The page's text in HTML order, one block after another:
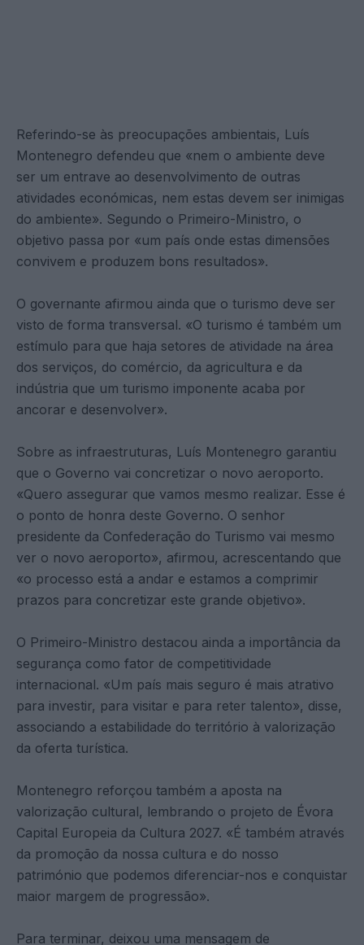
Referindo-se às preocupações ambientais, Luís
Montenegro defendeu que «nem o ambiente deve
ser um entrave ao desenvolvimento de outras
atividades económicas, nem estas devem ser inimigas
do ambiente». Segundo o Primeiro-Ministro, o
objetivo passa por «um país onde estas dimensões
convivem e produzem bons resultados».
O governante afirmou ainda que o turismo deve ser
visto de forma transversal. «O turismo é também um
estímulo para que haja setores de atividade na área
dos serviços, do comércio, da agricultura e da
indústria que um turismo imponente acaba por
ancorar e desenvolver».
Sobre as infraestruturas, Luís Montenegro garantiu
que o Governo vai concretizar o novo aeroporto.
«Quero assegurar que vamos mesmo realizar. Esse é
o ponto de honra deste Governo. O senhor
presidente da Confederação do Turismo vai mesmo
ver o novo aeroporto», afirmou, acrescentando que
«o processo está a andar e estamos a comprimir
prazos para concretizar este grande objetivo».
O Primeiro-Ministro destacou ainda a importância da
segurança como fator de competitividade
internacional. «Um país mais seguro é mais atrativo
para investir, para visitar e para reter talento», disse,
associando a estabilidade do território à valorização
da oferta turística.
Montenegro reforçou também a aposta na
valorização cultural, lembrando o projeto de Évora
Capital Europeia da Cultura 2027. «É também através
da promoção da nossa cultura e do nosso
património que podemos diferenciar-nos e conquistar
maior margem de progressão».
Para terminar, deixou uma mensagem de